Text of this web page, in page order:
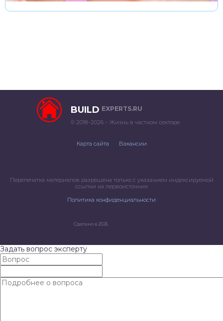
BUILD EXPERTS.RU
© 2018–2026 – Жизнь в частном секторе
Карта сайта Вакансии
Перепечатка материалов разрешена только с указанием индексируемой
ссылки на первоисточник
Политика конфиденциальности
Сделано в 2026
Задать вопрос эксперту